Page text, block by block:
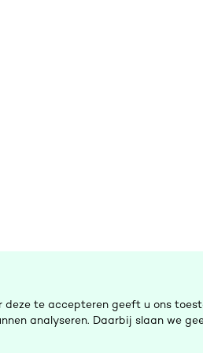
te accepteren geeft u ons
analyseren. Daarbij slaan we